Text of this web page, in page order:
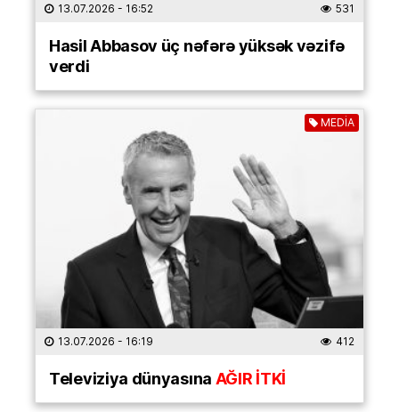
13.07.2026 - 16:52 531
Hasil Abbasov üç nəfərə yüksək vəzifə
verdi
MEDİA
13.07.2026 - 16:19 412
Televiziya dünyasınaAĞIR İTKİ